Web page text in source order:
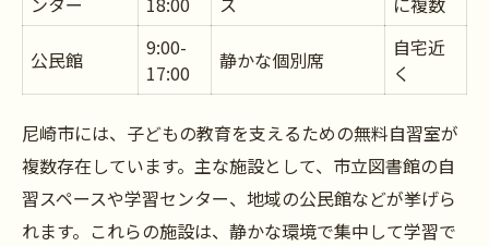
公民館
9:00-
17:00
静かな個別席
自宅近
く
尼崎市には、子どもの教育を支えるための無料自習室が
複数存在しています。主な施設として、市立図書館の自
習スペースや学習センター、地域の公民館などが挙げら
れます。これらの施設は、静かな環境で集中して学習で